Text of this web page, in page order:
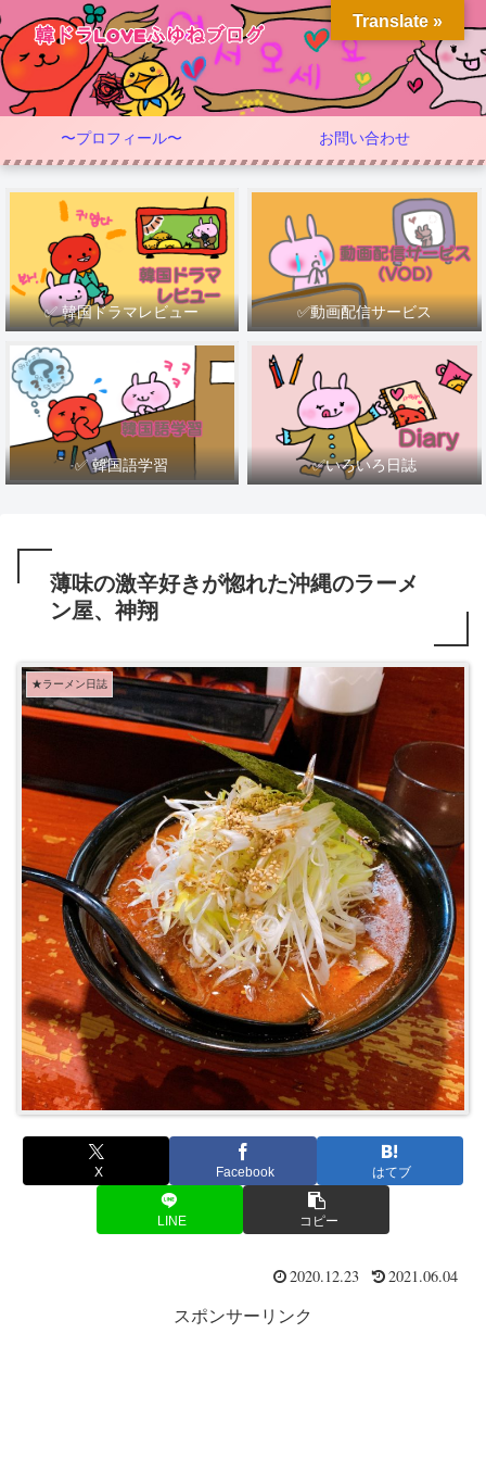
〜プロフィール〜 お問い合わせ
✅ 韓国ドラマレビュー ✅動画配信サービス
✅ 韓国語学習 ✅いろいろ日誌
薄味の激辛好きが惚れた沖縄のラーメ
ン屋、神翔
★ラーメン日誌
X Facebook はてブ
LINE コピー
2020.12.23 2021.06.04
スポンサーリンク
Translate »